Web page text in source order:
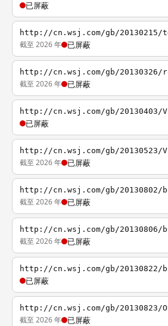
已屏蔽
http://cn.wsj.com/gb/20130215/
截至 2026 年 已屏蔽
http://cn.wsj.com/gb/20130326/
截至 2026 年 已屏蔽
http://cn.wsj.com/gb/20130403/
已屏蔽
http://cn.wsj.com/gb/20130523/
截至 2026 年 已屏蔽
http://cn.wsj.com/gb/20130802/
截至 2026 年 已屏蔽
http://cn.wsj.com/gb/20130806/
截至 2026 年 已屏蔽
http://cn.wsj.com/gb/20130822/
已屏蔽
http://cn.wsj.com/gb/20130823/
截至 2026 年 已屏蔽